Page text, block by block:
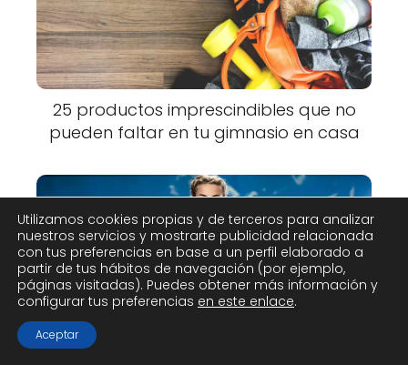
25 productos imprescindibles que no
pueden faltar en tu gimnasio en casa
Comparativa de las mejores marcas
de ropa deportiva para CrossFit
Utilizamos cookies propias y de terceros para analizar
nuestros servicios y mostrarte publicidad relacionada
con tus preferencias en base a un perfil elaborado a
partir de tus hábitos de navegación (por ejemplo,
páginas visitadas). Puedes obtener más información y
configurar tus preferencias en este enlace.
Aceptar